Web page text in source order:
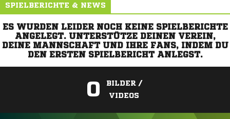
SPIELBERICHTE & NEWS
ES WURDEN LEIDER NOCH KEINE SPIELBERICHTE
ANGELEGT. UNTERSTÜTZE DEINEN VEREIN,
DEINE MANNSCHAFT UND IHRE FANS, INDEM DU
DEN ERSTEN SPIELBERICHT ANLEGST.
0
BILDER /
VIDEOS